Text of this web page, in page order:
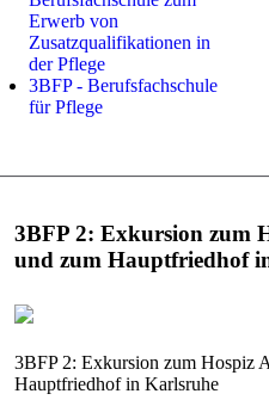
Erwerb von
Zusatzqualifikationen in
der Pflege
3BFP - Berufsfachschule
für Pflege
3BFP 2: Exkursion zum
und zum Hauptfriedhof
3BFP 2: Exkursion zum Hospiz
Hauptfriedhof in Karlsruhe